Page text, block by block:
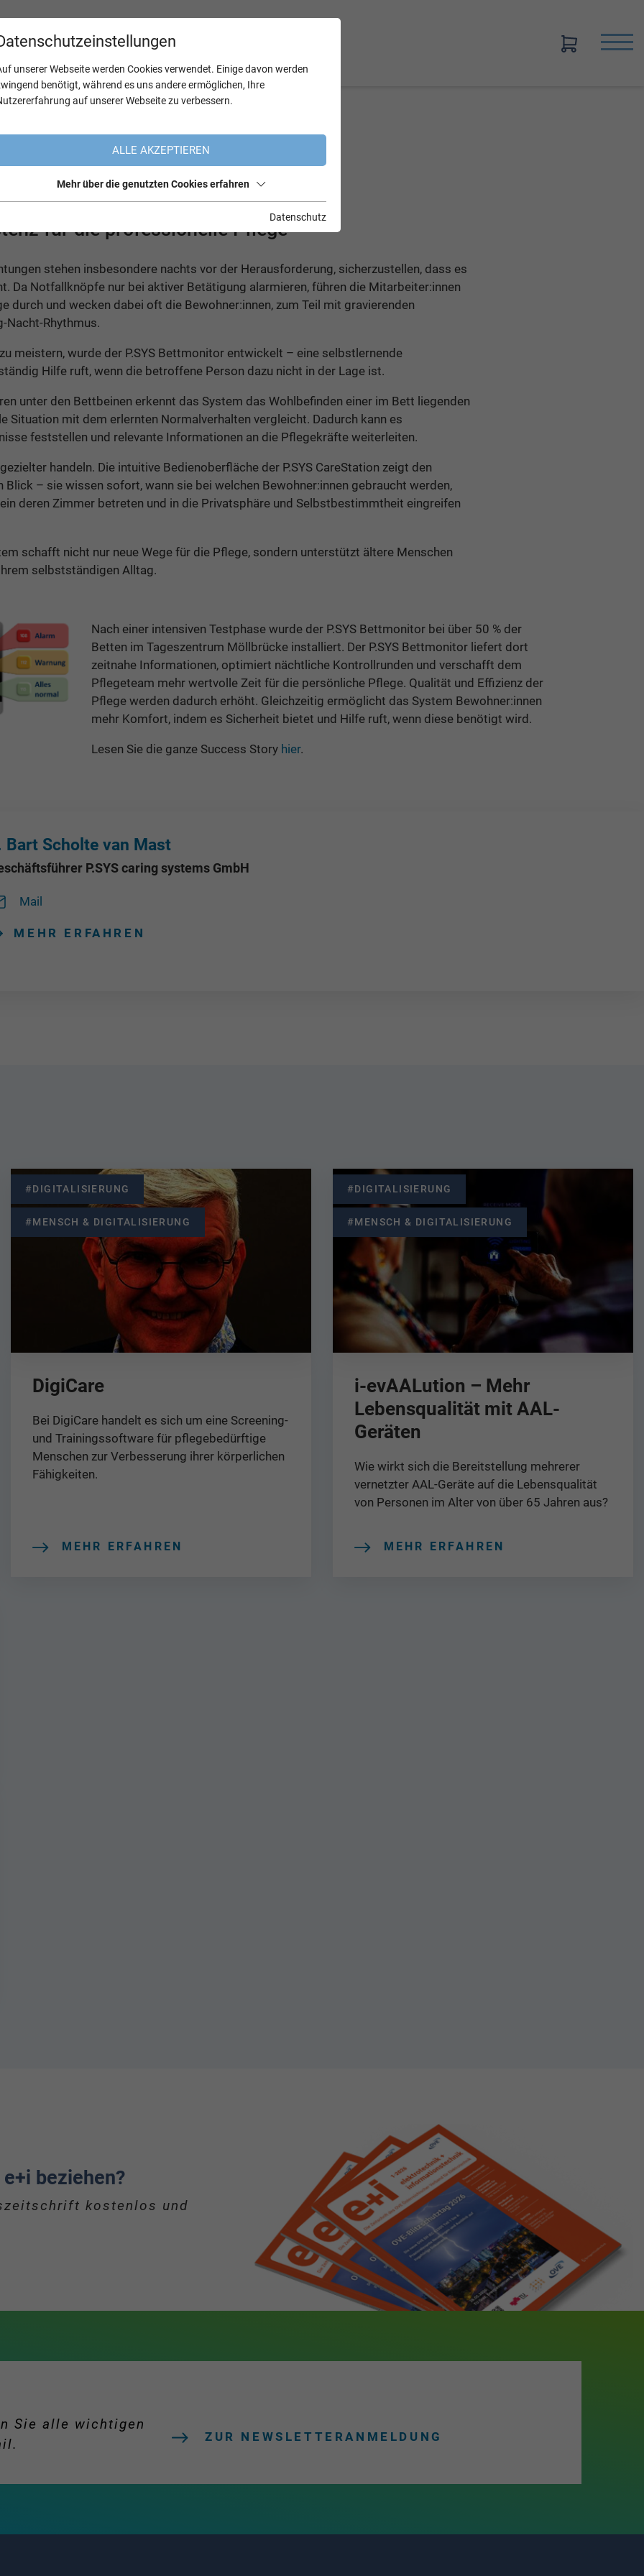
für die professionelle Pflege
stehen insbesondere nachts vor der Herausforderung, sicherzustellen, dass es
Da Notfallknöpfe nur bei aktiver Betätigung alarmieren, führen die Mitarbeiter:innen
durch und wecken dabei oft die Bewohner:innen, zum Teil mit gravierenden
Nacht-Rhythmus.
meistern, wurde der P.SYS Bettmonitor entwickelt – eine selbstlernende
Hilfe ruft, wenn die betroffene Person dazu nicht in der Lage ist.
unter den Bettbeinen erkennt das System das Wohlbefinden einer im Bett liegenden
Situation mit dem erlernten Normalverhalten vergleicht. Dadurch kann es
feststellen und relevante Informationen an die Pflegekräfte weiterleiten.
handeln. Die intuitive Bedienoberfläche der P.SYS CareStation zeigt den
Blick – sie wissen sofort, wann sie bei welchen Bewohner:innen gebraucht werden,
deren Zimmer betreten und in die Privatsphäre und Selbstbestimmtheit eingreifen
schafft nicht nur neue Wege für die Pflege, sondern unterstützt ältere Menschen
selbstständigen Alltag.
Nach einer intensiven Testphase wurde der P.SYS Bettmonitor bei über 50 % der
Betten im Tageszentrum Möllbrücke installiert. Der P.SYS Bettmonitor liefert dort
zeitnahe Informationen, optimiert nächtliche Kontrollrunden und verschafft dem
Pflegeteam mehr wertvolle Zeit für die persönliche Pflege. Qualität und Effizienz der
Pflege werden dadurch erhöht. Gleichzeitig ermöglicht das System Bewohner:innen
mehr Komfort, indem es Sicherheit bietet und Hilfe ruft, wenn diese benötigt wird.
Lesen Sie die ganze Success Story hier.
Bart Scholte van Mast
P.SYS caring systems GmbH
Mail
MEHR ERFAHREN
#DIGITALISIERUNG
#MENSCH & DIGITALISIERUNG
DigiCare
Bei DigiCare handelt es sich um eine Screening-
und Trainingssoftware für pflegebedürftige
Menschen zur Verbesserung ihrer körperlichen
Fähigkeiten.
MEHR ERFAHREN
#DIGITALISIERUNG
#MENSCH & DIGITALISIERUNG
i-evAALution – Mehr
Lebensqualität mit AAL-
Geräten
Wie wirkt sich die Bereitstellung mehrerer
vernetzter AAL-Geräte auf die Lebensqualität
von Personen im Alter von über 65 Jahren aus?
MEHR ERFAHREN
beziehen?
kostenlos und
Sie alle wichtigen
ZUR NEWSLETTERANMELDUNG
unserer Webseite werden Cookies verwendet. Einige davon werden
benötigt, während es uns andere ermöglichen, Ihre
auf unserer Webseite zu verbessern.
ALLE AKZEPTIEREN
Mehr über die genutzten Cookies erfahren
Datenschutz